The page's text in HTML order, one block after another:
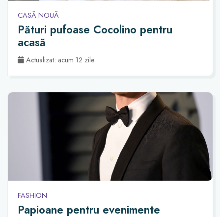
CASĂ NOUĂ
Pături pufoase Cocolino pentru
acasă
Actualizat: acum 12 zile
FASHION
Papioane pentru evenimente